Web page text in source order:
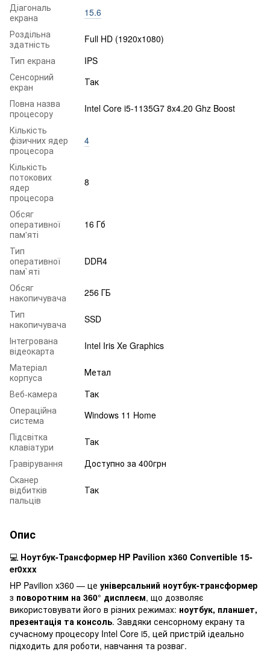
Діагональ
екрана
15.6
Роздільна
здатність
Full HD (1920x1080)
Тип екрана
IPS
Сенсорний
екран
Так
Повна назва
процесору
Intel Core i5-1135G7 8x4.20 Ghz Boost
Кількість
фізичних ядер
процесора
4
Кількість
потокових
ядер
процесора
8
Обсяг
оперативної
пам'яті
16 Гб
Тип
оперативної
пам`яті
DDR4
Обсяг
накопичувача
256 ГБ
Тип
накопичувача
SSD
Інтегрована
відеокарта
Intel Iris Xe Graphics
Матеріал
корпуса
Метал
Веб-камера
Так
Операційна
система
Windows 11 Home
Підсвітка
клавіатури
Так
Гравірування
Доступно за 400грн
Сканер
відбитків
пальців
Так
Опис
💻 Ноутбук-Трансформер HP Pavilion x360 Convertible 15-
er0xxx
HP Pavilion x360 — це універсальний ноутбук-трансформер
з поворотним на 360° дисплеєм, що дозволяє
використовувати його в різних режимах: ноутбук, планшет,
презентація та консоль. Завдяки сенсорному екрану та
сучасному процесору Intel Core i5, цей пристрій ідеально
підходить для роботи, навчання та розваг.